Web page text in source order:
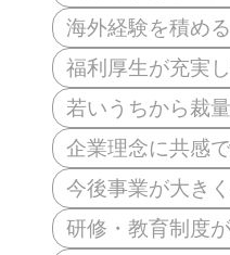
海外経験を積め
福利厚生が充実
若いうちから裁
企業理念に共感
今後事業が大き
研修・教育制度